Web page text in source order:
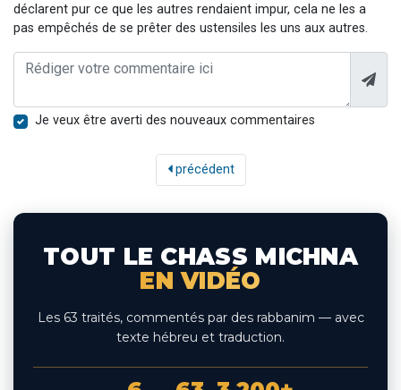
déclarent pur ce que les autres rendaient impur, cela ne les a
pas empêchés de se prêter des ustensiles les uns aux autres.
Je veux être averti des nouveaux commentaires
précédent
TOUT LE CHASS MICHNA
EN VIDÉO
Les 63 traités, commentés par des rabbanim — avec
texte hébreu et traduction.